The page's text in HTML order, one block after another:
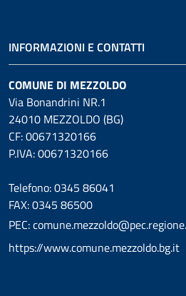
INFORMAZIONI E CONTATTI
COMUNE DI MEZZOLDO
Via Bonandrini NR.1
24010 MEZZOLDO (BG)
CF: 00671320166
P.IVA: 00671320166
Telefono: 0345 86041
FAX: 0345 86500
PEC:
https://www.comune.mezzoldo.bg.it